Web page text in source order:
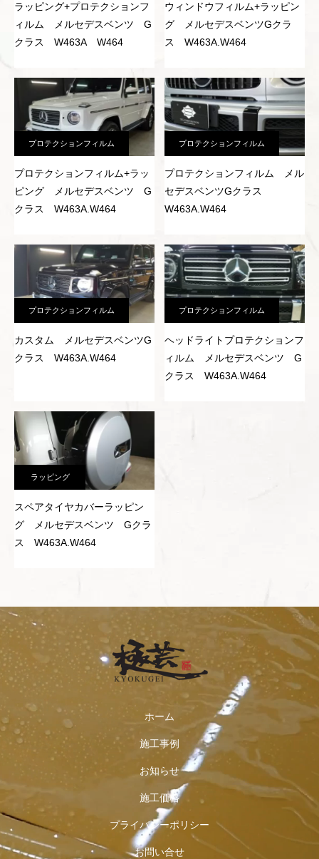
ラッピング+プロテクションフ
ィルム メルセデスベンツ G
クラス W463A W464
ウィンドウフィルム+ラッピン
グ メルセデスベンツGクラ
ス W463A.W464
プロテクションフィルム
プロテクションフィルム+ラッ
ピング メルセデスベンツ G
クラス W463A.W464
プロテクションフィルム
プロテクションフィルム メル
セデスベンツGクラス
W463A.W464
プロテクションフィルム
カスタム メルセデスベンツG
クラス W463A.W464
プロテクションフィルム
ヘッドライトプロテクションフ
ィルム メルセデスベンツ G
クラス W463A.W464
ラッピング
スペアタイヤカバーラッピン
グ メルセデスベンツ Gクラ
ス W463A.W464
ホーム
施工事例
お知らせ
施工価格
プライバシーポリシー
お問い合せ